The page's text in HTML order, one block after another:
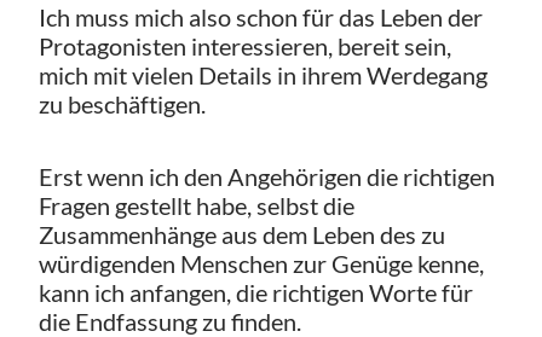
Ich muss mich also schon für das Leben der
Protagonisten interessieren, bereit sein,
mich mit vielen Details in ihrem Werdegang
zu beschäftigen.
Erst wenn ich den Angehörigen die richtigen
Fragen gestellt habe, selbst die
Zusammenhänge aus dem Leben des zu
würdigenden Menschen zur Genüge kenne,
kann ich anfangen, die richtigen Worte für
die Endfassung zu finden.